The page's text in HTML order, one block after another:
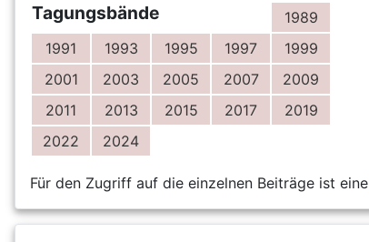
Tagungsbände
1989
1991
1993 1995 1997
1999
2001
2003 2005 2007
2009
2011
2013 2015 2017
2019
2022
2024
Für den Zugriff auf die einzelnen Beiträge ist eine